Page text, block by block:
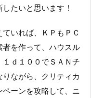
たいと思います！
いれば、ＫＰもＰＣ
者を作って、ハウスル
ｄ１００でＳＡＮチ
ながら、クリティカ
ーンを攻略して、ニ